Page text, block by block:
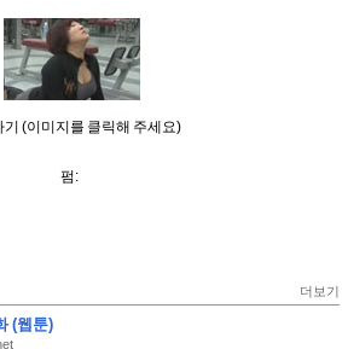
기 (이미지를 클릭해 주세요)
펌:
더보기
(웹툰)